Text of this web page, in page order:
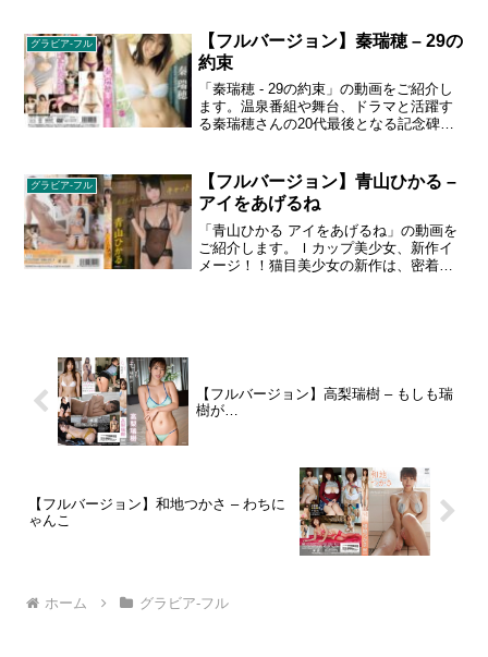
たセクシーボディで誘惑してくれる。１
９９３年９月１３日生まれ／Ｔ１５８、
Ｂ８８・Ｗ５８・Ｈ８５／大阪府出身／
Ａ型
グラビア-フル
【フルバージョン】秦瑞穂 – 29の
約束
「秦瑞穂 - 29の約束」の動画をご紹介し
ます。温泉番組や舞台、ドラマと活躍す
る秦瑞穂さんの20代最後となる記念碑的
どの衣装をふんだんに盛り込みました。
しっとりとした大人の色気に癒されてく
ださい。1989年11月17日生まれ 長野県長
野市出身 AB型 身長 160 cm スリーサイ
ズ 84 - 58 - 86 cm Dカップ。
グラビア-フル
【フルバージョン】青山ひかる –
アイをあげるね
「青山ひかる アイをあげるね」の動画を
ご紹介します。Ｉカップ美少女、新作イ
メージ！！猫目美少女の新作は、密着感
【フルバージョン】高梨瑞樹 – もしも瑞
樹が…
【フルバージョン】和地つかさ – わちに
ゃんこ
ホーム グラビア-フル